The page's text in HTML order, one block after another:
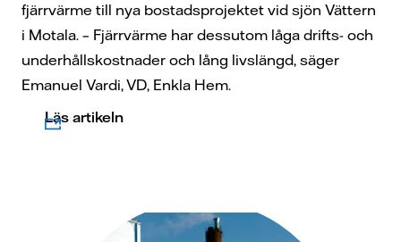
fjärrvärme till nya bostadsprojektet vid sjön Vättern
i Motala. – Fjärrvärme har dessutom låga drifts- och
underhållskostnader och lång livslängd, säger
Emanuel Vardi, VD, Enkla Hem.
Läs artikeln